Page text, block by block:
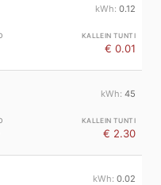
0.12
€ 0.01
45
€ 2.30
0.02